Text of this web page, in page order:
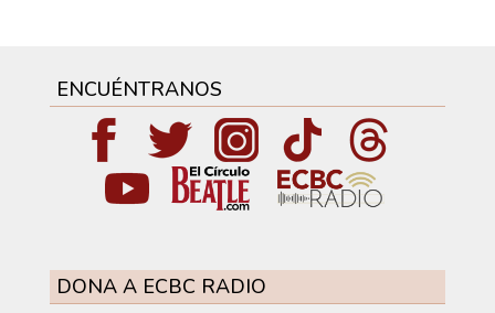
ENCUÉNTRANOS
DONA A ECBC RADIO